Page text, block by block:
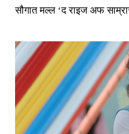
सौगात मल्ल ‘द राइज अफ